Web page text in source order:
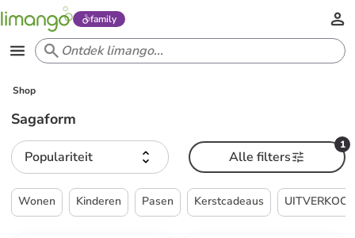
family
Shop
Sagaform
Populariteit
1
Alle filters
Wonen Kinderen Pasen Kerstcadeaus